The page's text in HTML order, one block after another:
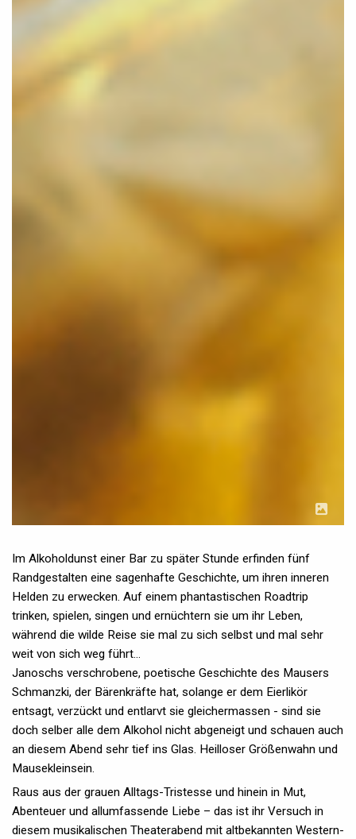
Im Alkoholdunst einer Bar zu später Stunde erfinden fünf
Randgestalten eine sagenhafte Geschichte, um ihren inneren
Helden zu erwecken. Auf einem phantastischen Roadtrip
trinken, spielen, singen und ernüchtern sie um ihr Leben,
während die wilde Reise sie mal zu sich selbst und mal sehr
weit von sich weg führt...
Janoschs verschrobene, poetische Geschichte des Mausers
Schmanzki, der Bärenkräfte hat, solange er dem Eierlikör
entsagt, verzückt und entlarvt sie gleichermassen - sind sie
doch selber alle dem Alkohol nicht abgeneigt und schauen auch
an diesem Abend sehr tief ins Glas. Heilloser Größenwahn und
Mausekleinsein.
Raus aus der grauen Alltags-Tristesse und hinein in Mut,
Abenteuer und allumfassende Liebe – das ist ihr Versuch in
diesem musikalischen Theaterabend mit altbekannten Western-